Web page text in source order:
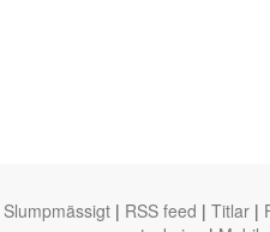
Slumpmässigt | RSS feed | Titlar |